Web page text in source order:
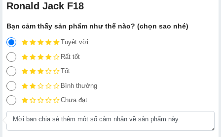
Ronald Jack F18
Bạn cảm thấy sản phẩm như thế nào? (chọn sao nhé)
Tuyệt vời
Rất tốt
Tốt
Bình thường
Chưa đạt